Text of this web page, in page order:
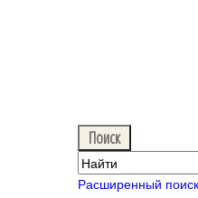
Расширенный поиск